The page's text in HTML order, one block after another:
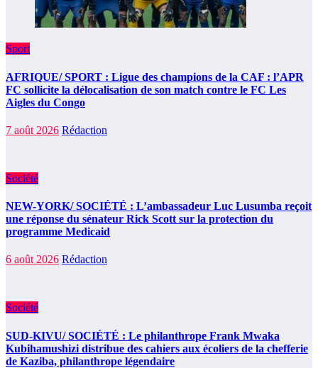
Sport
AFRIQUE/ SPORT : Ligue des champions de la CAF : l’APR
FC sollicite la délocalisation de son match contre le FC Les
Aigles du Congo
7 août 2026 Rédaction
Société
NEW-YORK/ SOCIÉTÉ : L’ambassadeur Luc Lusumba reçoit
une réponse du sénateur Rick Scott sur la protection du
programme Medicaid
6 août 2026 Rédaction
Société
SUD-KIVU/ SOCIÉTÉ : Le philanthrope Frank Mwaka
Kubihamushizi distribue des cahiers aux écoliers de la chefferie
de Kaziba, philanthrope légendaire